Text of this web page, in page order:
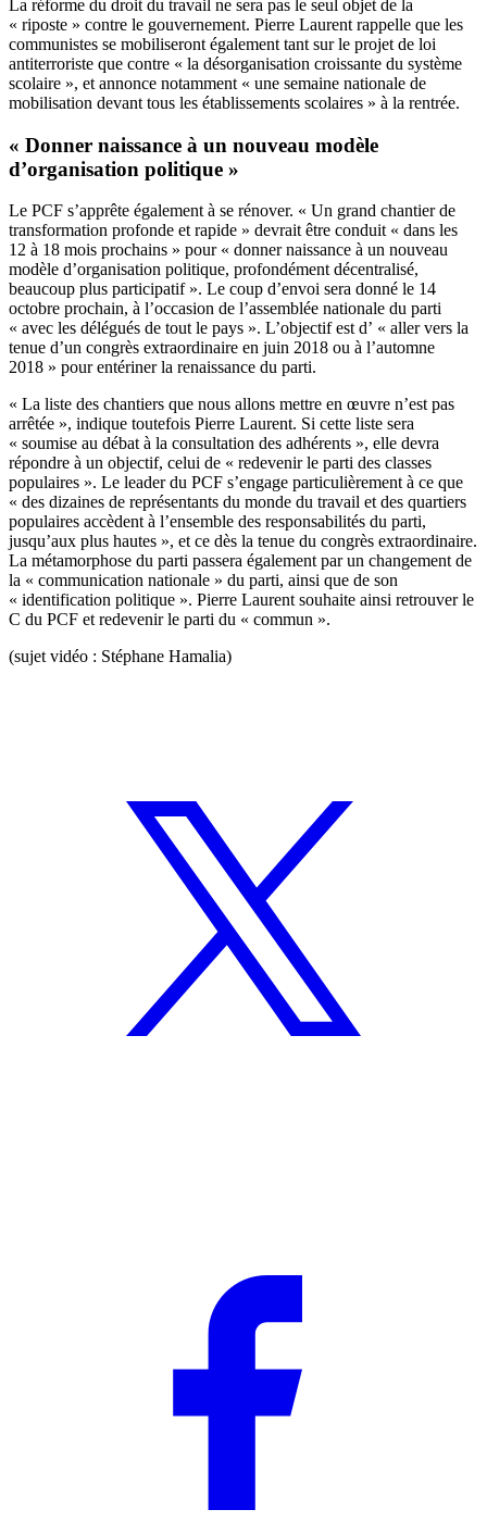
La réforme du droit du travail ne sera pas le seul objet de la
« riposte » contre le gouvernement. Pierre Laurent rappelle que les
communistes se mobiliseront également tant sur le projet de loi
antiterroriste que contre « la désorganisation croissante du système
scolaire », et annonce notamment « une semaine nationale de
mobilisation devant tous les établissements scolaires » à la rentrée.
« Donner naissance à un nouveau modèle
d’organisation politique »
Le PCF s’apprête également à se rénover. « Un grand chantier de
transformation profonde et rapide » devrait être conduit « dans les
12 à 18 mois prochains » pour « donner naissance à un nouveau
modèle d’organisation politique, profondément décentralisé,
beaucoup plus participatif ». Le coup d’envoi sera donné le 14
octobre prochain, à l’occasion de l’assemblée nationale du parti
« avec les délégués de tout le pays ». L’objectif est d’ « aller vers la
tenue d’un congrès extraordinaire en juin 2018 ou à l’automne
2018 » pour entériner la renaissance du parti.
« La liste des chantiers que nous allons mettre en œuvre n’est pas
arrêtée », indique toutefois Pierre Laurent. Si cette liste sera
« soumise au débat à la consultation des adhérents », elle devra
répondre à un objectif, celui de « redevenir le parti des classes
populaires ». Le leader du PCF s’engage particulièrement à ce que
« des dizaines de représentants du monde du travail et des quartiers
populaires accèdent à l’ensemble des responsabilités du parti,
jusqu’aux plus hautes », et ce dès la tenue du congrès extraordinaire.
La métamorphose du parti passera également par un changement de
la « communication nationale » du parti, ainsi que de son
« identification politique ». Pierre Laurent souhaite ainsi retrouver le
C du PCF et redevenir le parti du « commun ».
(sujet vidéo : Stéphane Hamalia)